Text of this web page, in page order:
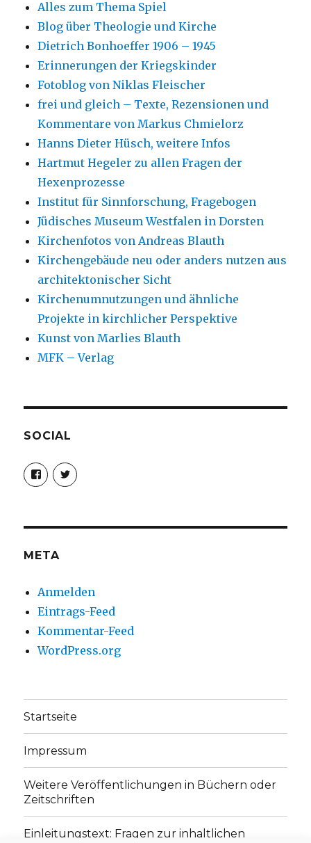
Alles zum Thema Spiel
Blog über Theologie und Kirche
Dietrich Bonhoeffer 1906 – 1945
Erinnerungen der Kriegskinder
Fotoblog von Niklas Fleischer
frei und gleich – Texte, Rezensionen und
Kommentare von Markus Chmielorz
Hanns Dieter Hüsch, weitere Infos
Hartmut Hegeler zu allen Fragen der
Hexenprozesse
Institut für Sinnforschung, Fragebogen
Jüdisches Museum Westfalen in Dorsten
Kirchenfotos von Andreas Blauth
Kirchengebäude neu oder anders nutzen aus
architektonischer Sicht
Kirchenumnutzungen und ähnliche
Projekte in kirchlicher Perspektive
Kunst von Marlies Blauth
MFK – Verlag
SOCIAL
Profil
von
christoph.fleischer1
anzeigen
Profil
von
anzeigen
META
Anmelden
Eintrags-Feed
Kommentar-Feed
WordPress.org
Startseite
Impressum
Weitere Veröffentlichungen in Büchern oder
Zeitschriften
Einleitungstext: Fragen zur inhaltlichen